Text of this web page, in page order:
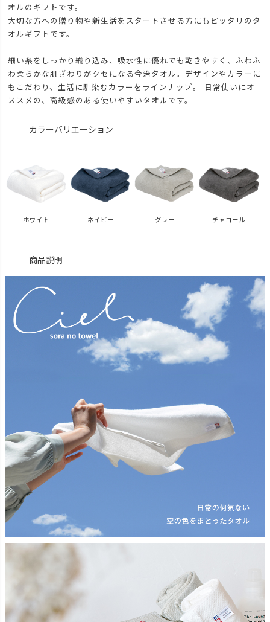
オルのギフトです。
大切な方への贈り物や新生活をスタートさせる方にもピッタリのタ
オルギフトです。
細い糸をしっかり織り込み、吸水性に優れでも乾きやすく、ふわふ
わ柔らかな肌ざわりがクセになる今治タオル。デザインやカラーに
もこだわり、生活に馴染むカラーをラインナップ。 日常使いにオ
ススメの、高級感のある使いやすいタオルです。
カラーバリエーション
ホワイト ネイビー グレー チャコール
商品説明